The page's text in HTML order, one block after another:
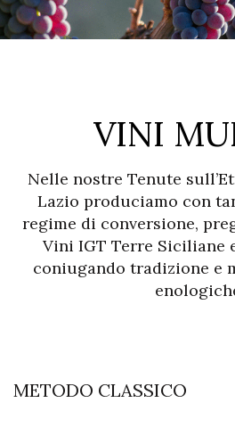
VINI
Nelle nostre Tenute
Lazio produciamo con
regime di conversione,
Vini IGT Terre Siciliane
coniugando tradizione e
METODO CLASSICO